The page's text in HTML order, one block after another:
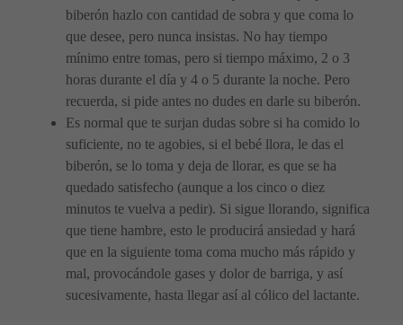
biberón hazlo con cantidad de sobra y que coma lo
que desee, pero nunca insistas. No hay tiempo
mínimo entre tomas, pero si tiempo máximo, 2 o 3
horas durante el día y 4 o 5 durante la noche. Pero
recuerda, si pide antes no dudes en darle su biberón.
Es normal que te surjan dudas sobre si ha comido lo
suficiente, no te agobies, si el bebé llora, le das el
biberón, se lo toma y deja de llorar, es que se ha
quedado satisfecho (aunque a los cinco o diez
minutos te vuelva a pedir). Si sigue llorando, significa
que tiene hambre, esto le producirá ansiedad y hará
que en la siguiente toma coma mucho más rápido y
mal, provocándole gases y dolor de barriga, y así
sucesivamente, hasta llegar así al cólico del lactante.